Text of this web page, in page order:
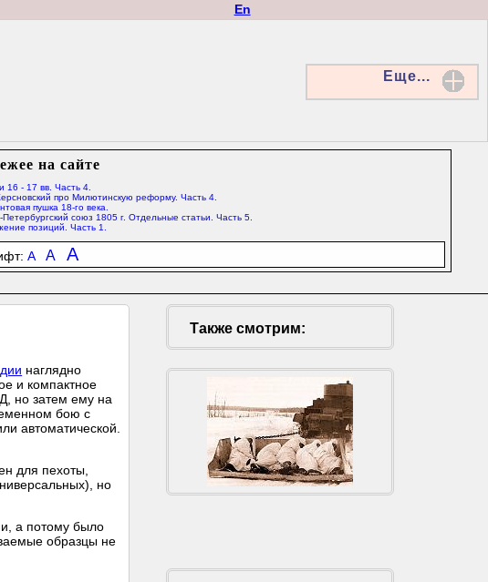
En
Еще...
на сайте
16 - 17 вв. Часть 4.
про Милютинскую реформу. Часть 4.
пушка 18-го века.
Петербургский союз 1805 г. Отдельные статьи. Часть 5.
позиций. Часть 1.
A A A
наглядно
и компактное
но затем ему на
бою с
автоматической.
для пехоты,
но
а потому было
образцы не
Также смотрим: